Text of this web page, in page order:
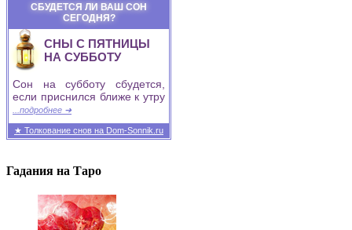
СБУДЕТСЯ ЛИ ВАШ СОН
СЕГОДНЯ?
СНЫ С ПЯТНИЦЫ
НА СУББОТУ
Сон на субботу сбудется,
если приснился ближе к утру
...подробнее ➜
★ Толкование снов на Dom-Sonnik.ru
Гадания на Таро